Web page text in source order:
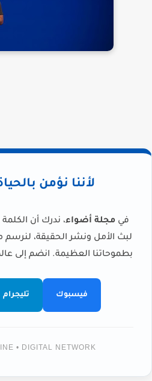
لأننا نؤمن
في مجلة أضواء، ندرك أن
لبث الأمل ونشر الحقيقة، لنرسم
بطموحاتنا العظيمة. انضم إلى
فيسبوك تليجرام
• DIGITAL NETWORK